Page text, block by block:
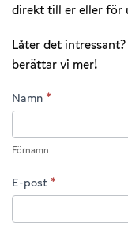
direkt till er eller för
Låter det
berättar vi mer!
GODISMIXAR
KIOSK
Namn *
Förnamn
E-post *